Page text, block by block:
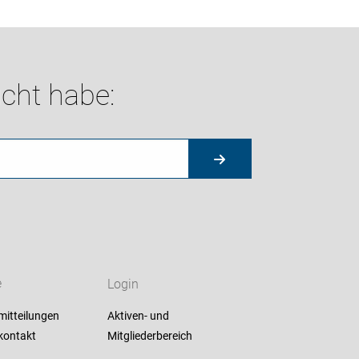
habe:
Login
Aktiven- und
Mitgliederbereich